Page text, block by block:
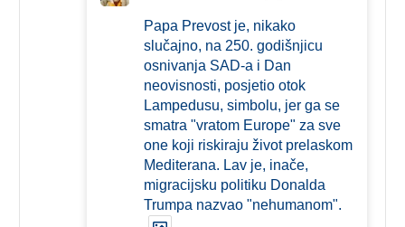
Papa Prevost je, nikako
slučajno, na 250. godišnjicu
osnivanja SAD-a i Dan
neovisnosti, posjetio otok
Lampedusu, simbolu, jer ga se
smatra "vratom Europe" za sve
one koji riskiraju život prelaskom
Mediterana. Lav je, inače,
migracijsku politiku Donalda
Trumpa nazvao "nehumanom".